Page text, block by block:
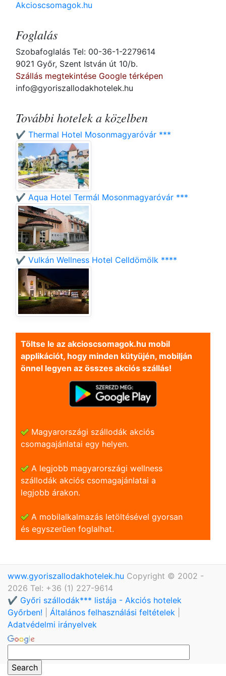
Akcioscsomagok.hu
Foglalás
Szobafoglalás Tel: 00-36-1-2279614
9021 Győr, Szent István út 10/b.
Szállás megtekintése Google térképen
info@gyoriszallodakhotelek.hu
További hotelek a közelben
✔️ Thermal Hotel Mosonmagyaróvár ***
✔️ Aqua Hotel Termál Mosonmagyaróvár ***
✔️ Vulkán Wellness Hotel Celldömölk ****
Töltse le az akcioscsomagok.hu mobil
applikációt, hogy minden kütyüjén, mobilján
önnel legyen az összes akciós szállás!
Magyarországi szállodák akciós
csomagajánlatai egy helyen.
A legjobb magyarországi wellness
szállodák akciós csomagajánlatai a
legjobb árakon.
A mobilalkalmazás letöltésével gyorsan
és egyszerũen foglalhat.
www.gyoriszallodakhotelek.hu Copyright © 2002 -
2026 Tel: +36 (1) 227-9614
✔️ Győri szállodák*** listája - Akciós hotelek
Győrben!
Általános felhasználási feltételek
Adatvédelmi irányelvek